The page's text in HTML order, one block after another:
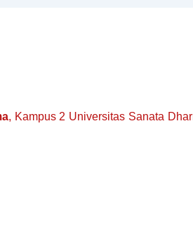
, Kampus 2 Universitas Sanata